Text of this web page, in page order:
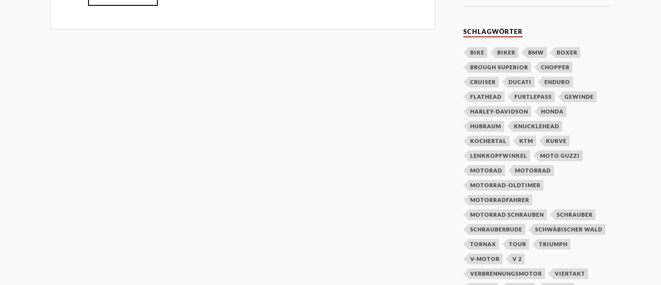
SCHLAGWÖRTER
BIKE BIKER BMW BOXER
BROUGH SUPERIOR CHOPPER
CRUISER DUCATI ENDURO
FLATHEAD FURTLEPASS GEWINDE
HARLEY-DAVIDSON HONDA
HUBRAUM KNUCKLEHEAD
KOCHERTAL KTM KURVE
LENKKOPFWINKEL MOTO GUZZI
MOTORAD MOTORRAD
MOTORRAD-OLDTIMER
MOTORRADFAHRER
MOTORRAD SCHRAUBEN SCHRAUBER
SCHRAUBERBUDE SCHWÄBISCHER WALD
TORNAX TOUR TRIUMPH
V-MOTOR V 2
VERBRENNUNGSMOTOR VIERTAKT